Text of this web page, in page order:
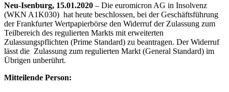
Neu-Isenburg, 15.01.2020 – Die euromicron AG in Insolvenz
(WKN A1K030) hat heute beschlossen, bei der Geschäftsführung
der Frankfurter Wertpapierbörse den Widerruf der Zulassung zum
Teilbereich des regulierten Markts mit erweiterten
Zulassungspflichten (Prime Standard) zu beantragen. Der Widerruf
lässt die Zulassung zum regulierten Markt (General Standard) im
Übrigen unberührt.
Mitteilende Person: